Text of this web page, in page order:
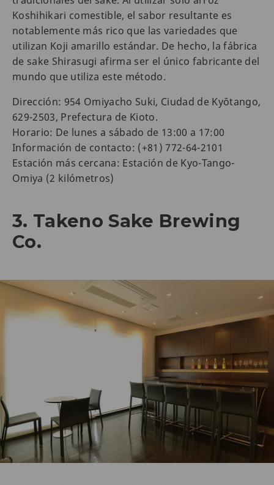
Koshihikari comestible, el sabor resultante es
notablemente más rico que las variedades que
utilizan Koji amarillo estándar. De hecho, la fábrica
de sake Shirasugi afirma ser el único fabricante del
mundo que utiliza este método.
Dirección: 954 Omiyacho Suki, Ciudad de Kyōtango,
629-2503, Prefectura de Kioto.
Horario: De lunes a sábado de 13:00 a 17:00
Información de contacto: (+81) 772-64-2101
Estación más cercana: Estación de Kyo-Tango-
Omiya (2 kilómetros)
3. Takeno Sake Brewing
Co.